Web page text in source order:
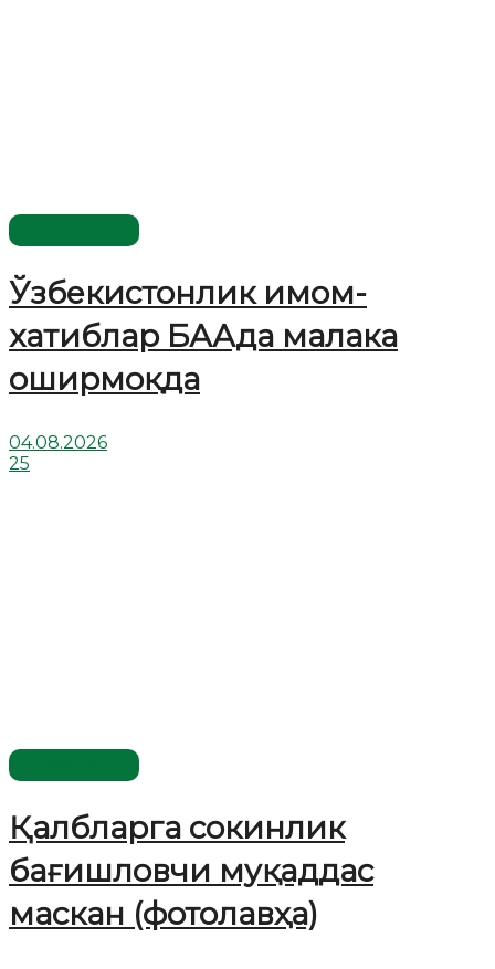
Ўзбекистонлик имом-
хатиблар БААда малака
оширмоқда
04.08.2026
25
Қалбларга сокинлик
бағишловчи муқаддас
маскан (фотолавҳа)